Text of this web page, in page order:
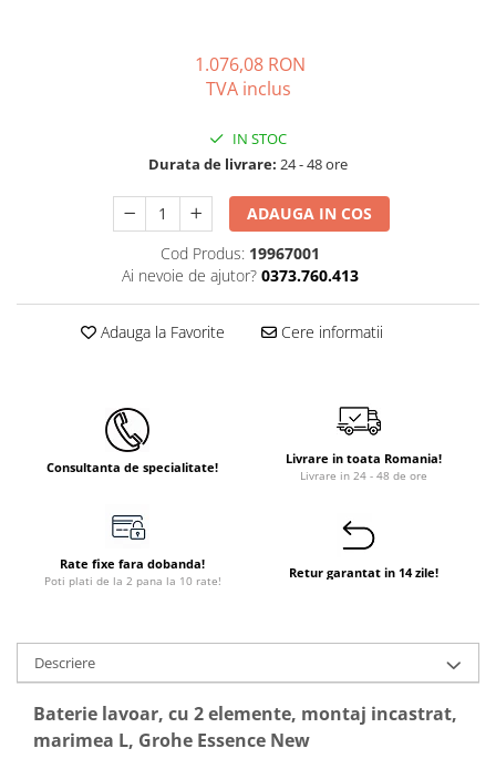
Detectoare si regulatoare de gaz si
Rezervoare de acumulare
Instant apa calda pe gaz / GPL
Panouri solare si fotovoltaice
Panouri solare cu tuburi vidate
Panouri solare plane
Pachete complete panouri solare
Panouri solare fotovoltaice
Ventilatie si climatizare
Perdele de aer
Ventiloconvectoare si sisteme VRF
incalzire
Dulapuri pentru climatizare
Unitati motocondensante
Sisteme evaporative de climatizare
1.076,08 RON
TVA inclus
IN STOC
Durata de livrare: 24 - 48 ore
ADAUGA IN COS
Cod Produs: 19967001
Ai nevoie de ajutor? 0373.760.413
Adauga la Favorite Cere informatii
Consultanta de specialitate! Livrare in toata Romania!
Livrare in 24 - 48 de ore
Rate fixe fara dobanda!
Poti plati de la 2 pana la 10 rate!
Retur garantat in 14 zile!
Descriere
Baterie lavoar, cu 2 elemente, montaj incastrat,
marimea L, Grohe Essence New